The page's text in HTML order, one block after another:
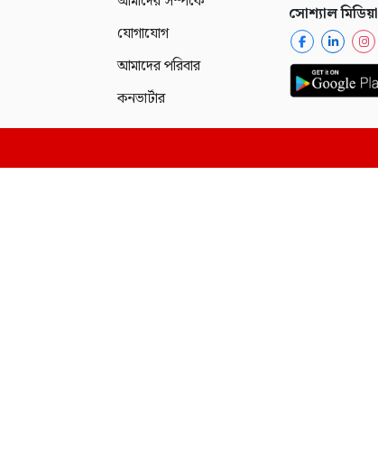
যোগাযোগ
আমাদের পরিবার
কনভার্টার
সোশ্যাল মিডিয়া